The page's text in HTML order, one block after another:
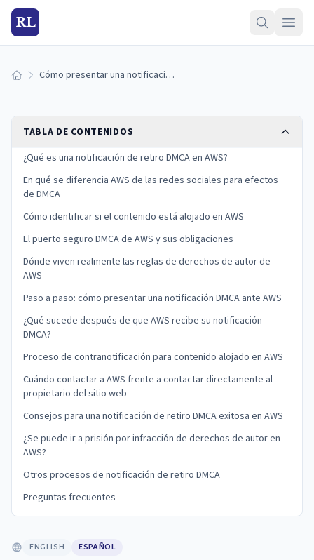
RL
Inicio Cómo presentar una notificación DMCA en AWS (guía 2026)
TABLA DE CONTENIDOS
¿Qué es una notificación de retiro DMCA en AWS?
En qué se diferencia AWS de las redes sociales para efectos
de DMCA
Cómo identificar si el contenido está alojado en AWS
El puerto seguro DMCA de AWS y sus obligaciones
Dónde viven realmente las reglas de derechos de autor de
AWS
Paso a paso: cómo presentar una notificación DMCA ante AWS
¿Qué sucede después de que AWS recibe su notificación
DMCA?
Proceso de contranotificación para contenido alojado en AWS
Cuándo contactar a AWS frente a contactar directamente al
propietario del sitio web
Consejos para una notificación de retiro DMCA exitosa en AWS
¿Se puede ir a prisión por infracción de derechos de autor en
AWS?
Otros procesos de notificación de retiro DMCA
Preguntas frecuentes
ENGLISH ESPAÑOL